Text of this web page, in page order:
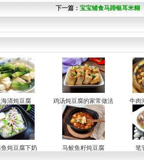
下一篇： 宝宝辅食马蹄银耳米糊
清炖豆腐 鸡汤炖豆腐的家常做法 牛肉
炖豆腐下奶 马鲛鱼籽炖豆腐 笔